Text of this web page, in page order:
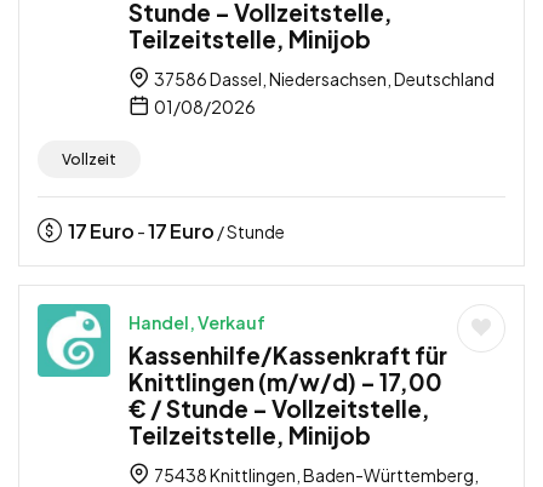
Stunde – Vollzeitstelle,
Teilzeitstelle, Minijob
37586 Dassel, Niedersachsen, Deutschland
01/08/2026
Vollzeit
17Euro -17Euro / Stunde
Handel, Verkauf
Kassenhilfe/Kassenkraft für
Knittlingen (m/w/d) – 17,00
€ / Stunde – Vollzeitstelle,
Teilzeitstelle, Minijob
75438 Knittlingen, Baden-Württemberg,